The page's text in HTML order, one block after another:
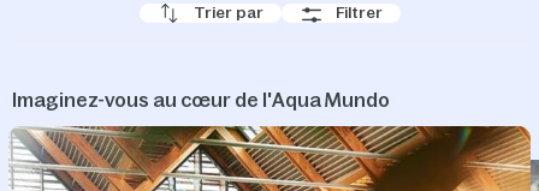
Trier par Filtrer
Imaginez-vous au cœur de l'Aqua Mundo